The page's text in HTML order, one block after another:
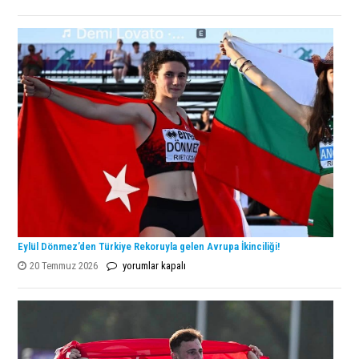
Şampiyonu
Lanlana
Tararudee!
için
Eylül Dönmez’den Türkiye Rekoruyla gelen Avrupa İkinciliği!
20 Temmuz 2026
Eylül
Türkiye
gelen
yorumlar kapalı